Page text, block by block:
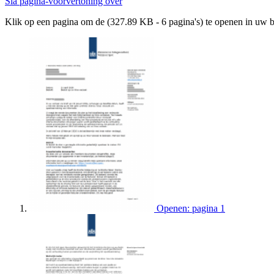
Klik op een pagina om de (327.89 KB - 6 pagina's) te openen in uw
Openen: pagina 1